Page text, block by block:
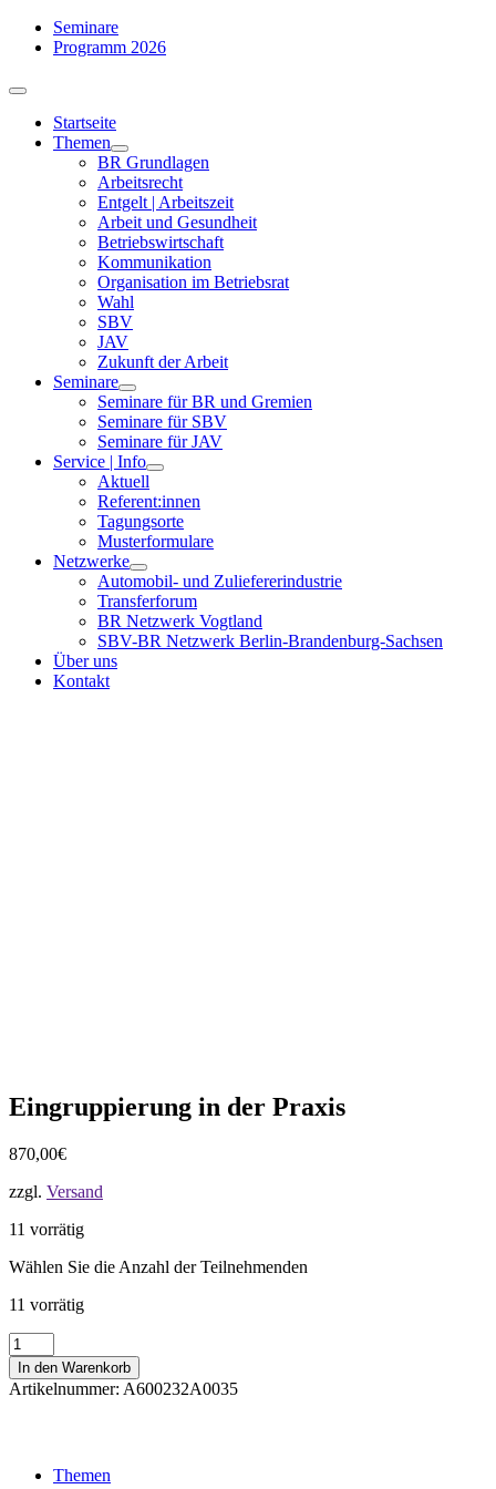
Zum
Inhalt
Seminare
Programm 2026
Toggle
NavigationStartseite
Themen
BR Grundlagen
Arbeits­recht
Entgelt | Arbeitszeit
Arbeit und Gesundheit
Betriebswirtschaft
Kommuni­kation
Organisation im Betriebsrat
Wahl
SBV
JAV
Zukunft der Arbeit
Seminare
Seminare für BR und Gremien
Seminare für SBV
Seminare für JAV
Service | Info
Aktuell
Referent:innen
Tagungsorte
Musterformulare
Netzwerke
Automobil- und Zuliefererindustrie
Transferforum
BR Netzwerk Vogtland
SBV-BR Netzwerk Berlin-Brandenburg-Sachsen
Über uns
Kontakt
Eingruppierung in der Praxis
870,00€
zzgl. Versand
11 vorrätig
Wählen Sie die Anzahl der Teilnehmenden
11 vorrätig
Eingruppierung
in
der
Praxis
In den Warenkorb
Artikelnummer: A600232A0035
Themen